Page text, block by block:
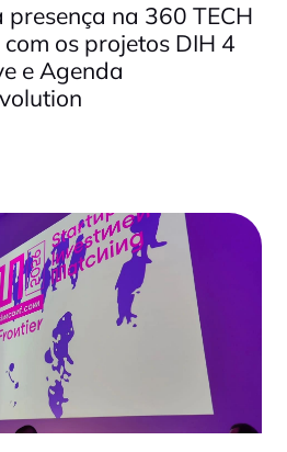
presença na 360 TECH
os projetos DIH 4
e Agenda